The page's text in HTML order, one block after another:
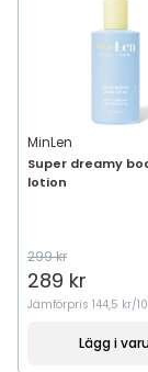
MinLen
Super dreamy
lotion
299 kr
289 kr
Jämförpris 144,5 kr/
Lägg i